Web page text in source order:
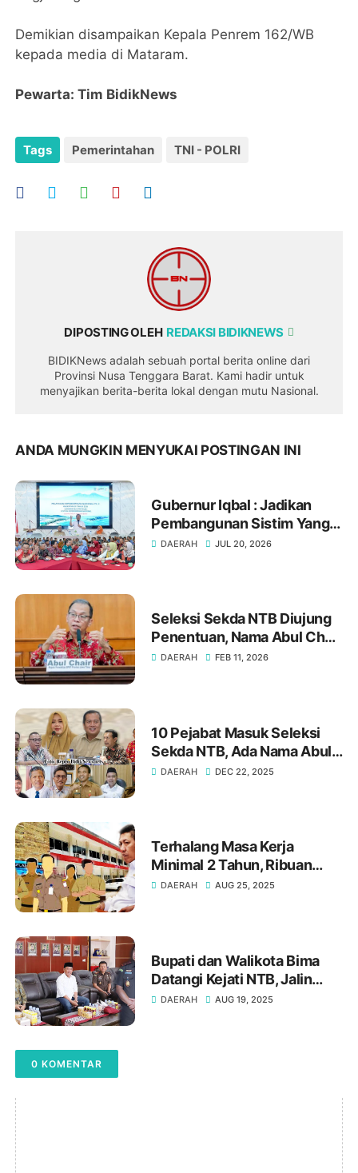
Demikian disampaikan Kepala Penrem 162/WB
kepada media di Mataram.
Pewarta: Tim BidikNews
Tags Pemerintahan TNI - POLRI
DIPOSTING OLEH REDAKSI BIDIKNEWS
BIDIKNews adalah sebuah portal berita online dari
Provinsi Nusa Tenggara Barat. Kami hadir untuk
menyajikan berita-berita lokal dengan mutu Nasional.
ANDA MUNGKIN MENYUKAI POSTINGAN INI
Gubernur Iqbal : Jadikan
Pembangunan Sistim Yang
Kuat Sebagai Warisan
DAERAH JUL 20, 2026
Seleksi Sekda NTB Diujung
Penentuan, Nama Abul Chair
Menguat ‎
DAERAH FEB 11, 2026
10 Pejabat Masuk Seleksi
Sekda NTB, Ada Nama Abul
Khair, Ini Alasannya.!
DAERAH DEC 22, 2025
Terhalang Masa Kerja
Minimal 2 Tahun, Ribuan
Honorer Pemprov NTB Bakal
DAERAH AUG 25, 2025
Bupati dan Walikota Bima
Datangi Kejati NTB, Jalin
Kerjasama Penegakkan
DAERAH AUG 19, 2025
0 KOMENTAR